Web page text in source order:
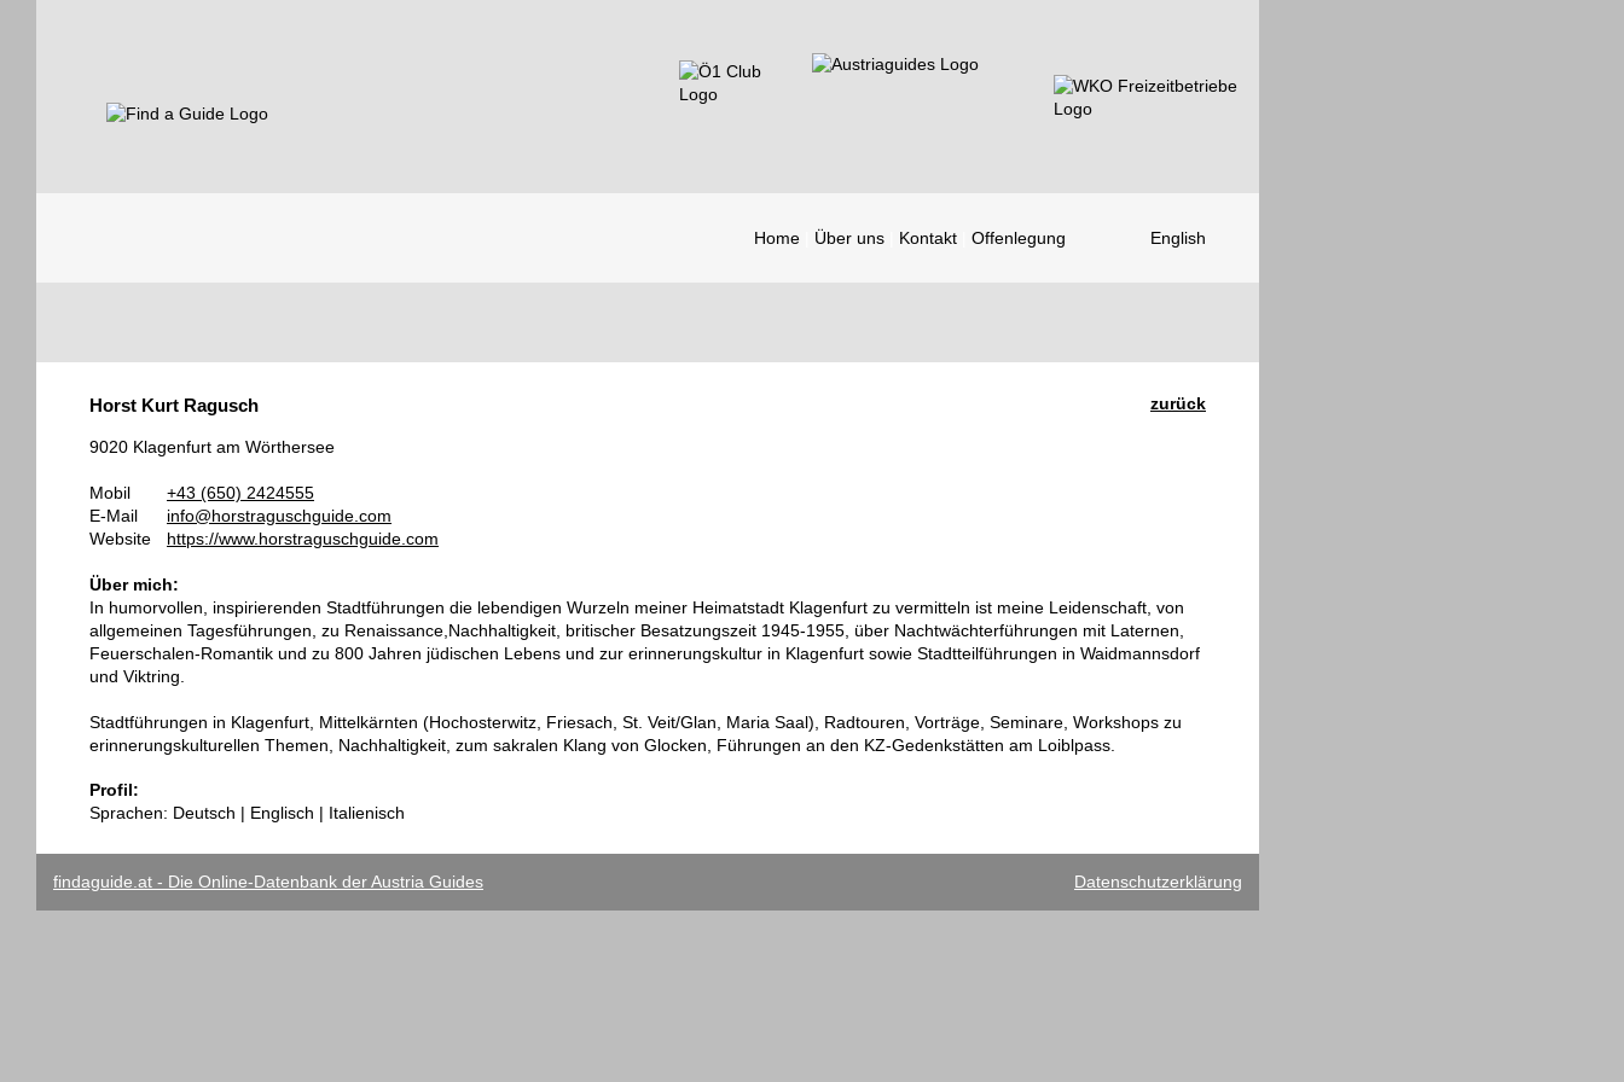
Home Über uns Kontakt Offenlegung English
Guides
zurück
Horst Kurt Ragusch
9020 Klagenfurt am Wörthersee
Mobil
+43 (650) 2424555
E-Mail
info@horstraguschguide.com
Website
https://www.horstraguschguide.com
Über mich:
In humorvollen, inspirierenden Stadtführungen die lebendigen Wurzeln meiner Heimatstadt Klagenfurt zu vermitteln ist meine Leidenschaft, von
allgemeinen Tagesführungen, zu Renaissance,Nachhaltigkeit, britischer Besatzungszeit 1945-1955, über Nachtwächterführungen mit Laternen,
Feuerschalen-Romantik und zu 800 Jahren jüdischen Lebens und zur erinnerungskultur in Klagenfurt sowie Stadtteilführungen in Waidmannsdorf
und Viktring.
Stadtführungen in Klagenfurt, Mittelkärnten (Hochosterwitz, Friesach, St. Veit/Glan, Maria Saal), Radtouren, Vorträge, Seminare, Workshops zu
erinnerungskulturellen Themen, Nachhaltigkeit, zum sakralen Klang von Glocken, Führungen an den KZ-Gedenkstätten am Loiblpass.
Profil:
Sprachen: Deutsch | Englisch | Italienisch
findaguide.at - Die Online-Datenbank der Austria Guides Datenschutzerklärung